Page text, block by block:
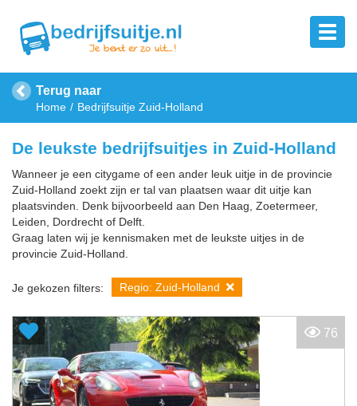
Terug naar
Home Bedrijfsuitje Zuid-Holland
De leukste bedrijfsuitjes in Zuid-Holland
Wanneer je een citygame of een ander leuk uitje in de provincie
Zuid-Holland zoekt zijn er tal van plaatsen waar dit uitje kan
plaatsvinden. Denk bijvoorbeeld aan Den Haag, Zoetermeer,
Leiden, Dordrecht of Delft.
Graag laten wij je kennismaken met de leukste uitjes in de
provincie Zuid-Holland.
Je gekozen filters: Regio: Zuid-Holland
76